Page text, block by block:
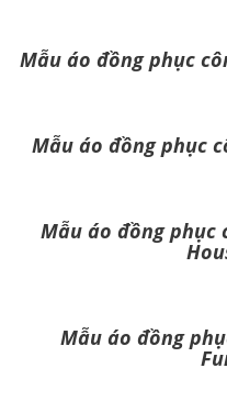
Mẫu áo đồng phục
Mẫu áo đồng phục
Mẫu áo đồng phục
Mẫu áo đồng